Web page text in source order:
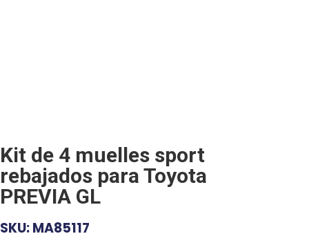
Kit de 4 muelles sport
rebajados para Toyota
PREVIA GL
SKU:MA85117